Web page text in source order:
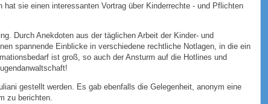
sie einen interessanten Vortrag über Kinderrechte - und Pflichten
Durch​ Anekdoten aus der täglichen Arbeit der Kinder- und
spannende Einblicke in verschiedene rechtliche Notlagen, in die ein
ist groß, so auch der Ansturm auf die Hotlines und
gestellt werden. Es gab ebenfalls die Gelegenheit, anonym eine
zu berichten.